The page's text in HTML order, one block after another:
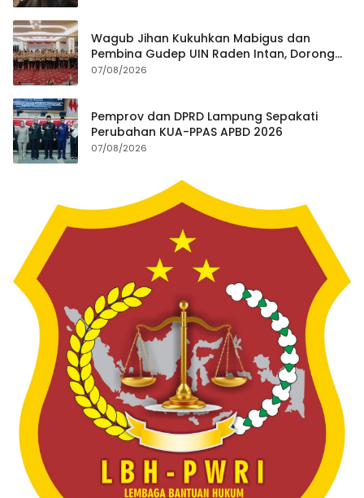
Wagub Jihan Kukuhkan Mabigus dan
Pembina Gudep UIN Raden Intan, Dorong
Penguatan Karakter Generasi Muda
07/08/2026
Pemprov dan DPRD Lampung Sepakati
Perubahan KUA-PPAS APBD 2026
07/08/2026